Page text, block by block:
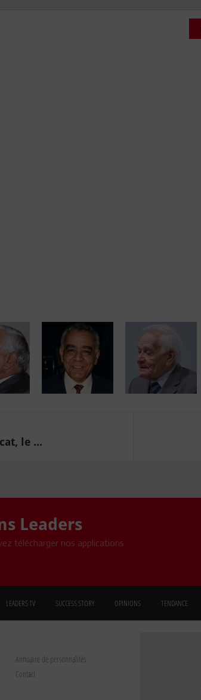
le ...
Leaders
télécharger nos applications
LEADERS TV SUCCESS STORY OPINIONS TENDANCE
Annuaire de personnalités
Contact